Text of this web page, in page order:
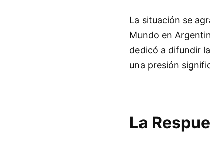
La situación se
Mundo en
dedicó a difundir
una presión
La